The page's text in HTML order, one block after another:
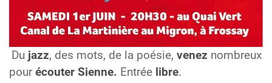
Du jazz, des mots, de la poésie, venez nombreux
pour écouter Sienne. Entrée libre.